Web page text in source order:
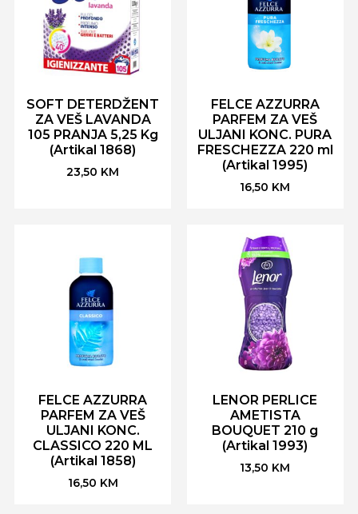
SOFT DETERDŽENT
ZA VEŠ LAVANDA
105 PRANJA 5,25 Kg
(Artikal 1868)
23,50 KM
FELCE AZZURRA
PARFEM ZA VEŠ
ULJANI KONC. PURA
FRESCHEZZA 220 ml
(Artikal 1995)
16,50 KM
FELCE AZZURRA
PARFEM ZA VEŠ
ULJANI KONC.
CLASSICO 220 ML
(Artikal 1858)
16,50 KM
LENOR PERLICE
AMETISTA
BOUQUET 210 g
(Artikal 1993)
13,50 KM